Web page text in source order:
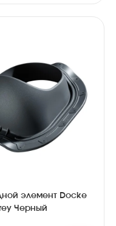
элемент Docke
Черный